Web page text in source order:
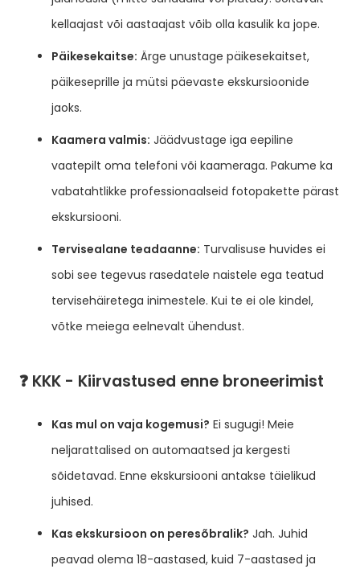
kellaajast või aastaajast võib olla kasulik ka jope.
Päikesekaitse: Ärge unustage päikesekaitset,
päikeseprille ja mütsi päevaste ekskursioonide
jaoks.
Kaamera valmis: Jäädvustage iga eepiline
vaatepilt oma telefoni või kaameraga. Pakume ka
vabatahtlikke professionaalseid fotopakette pärast
ekskursiooni.
Tervisealane teadaanne: Turvalisuse huvides ei
sobi see tegevus rasedatele naistele ega teatud
tervisehäiretega inimestele. Kui te ei ole kindel,
võtke meiega eelnevalt ühendust.
❓ KKK - Kiirvastused enne broneerimist
Kas mul on vaja kogemusi? Ei sugugi! Meie
neljarattalised on automaatsed ja kergesti
sõidetavad. Enne ekskursiooni antakse täielikud
juhised.
Kas ekskursioon on peresõbralik? Jah. Juhid
peavad olema 18-aastased, kuid 7-aastased ja